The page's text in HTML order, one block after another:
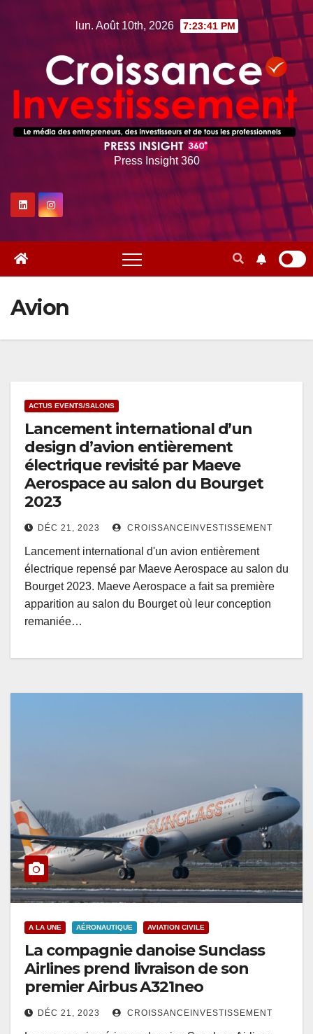
lun. Août 10th, 2026 7:23:43 PM
Press Insight 360
Avion
ACTUS EVENTS/SALONS
Lancement international d’un
design d’avion entièrement
électrique revisité par Maeve
Aerospace au salon du Bourget
2023
DÉC 21, 2023 CROISSANCEINVESTISSEMENT
Lancement international d'un avion entièrement
électrique repensé par Maeve Aerospace au salon du
Bourget 2023. Maeve Aerospace a fait sa première
apparition au salon du Bourget où leur conception
remaniée…
A LA UNE AÉRONAUTIQUE AVIATION CIVILE
La compagnie danoise Sunclass
Airlines prend livraison de son
premier Airbus A321neo
DÉC 21, 2023 CROISSANCEINVESTISSEMENT